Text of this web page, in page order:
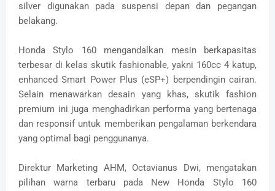
silver digunakan pada suspensi depan dan pegangan
belakang.
Honda Stylo 160 mengandalkan mesin berkapasitas
terbesar di kelas skutik fashionable, yakni 160cc 4 katup,
enhanced Smart Power Plus (eSP+) berpendingin cairan.
Selain menawarkan desain yang khas, skutik fashion
premium ini juga menghadirkan performa yang bertenaga
dan responsif untuk memberikan pengalaman berkendara
yang optimal bagi penggunanya.
Direktur Marketing AHM, Octavianus Dwi, mengatakan
pilihan warna terbaru pada New Honda Stylo 160